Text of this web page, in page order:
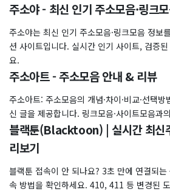
주소야 - 최신 인기 주소모음·링크
주소야는 최신 인기 주소모음·링크모음 정보
션 사이트입니다. 실시간 인기 사이트, 검증
요.
주소아트 - 주소모음 안내 & 리뷰
주소아트: 주소모음의 개념·차이·비교·선택
신 글을 제공합니다. 링크모음·사이트모음과
블랙툰(Blacktoon) | 실시간 최신
리보기
블랙툰 접속이 안 되나요? 3초 만에 연결되
속 방법을 확인하세요. 410, 411 등 변경된